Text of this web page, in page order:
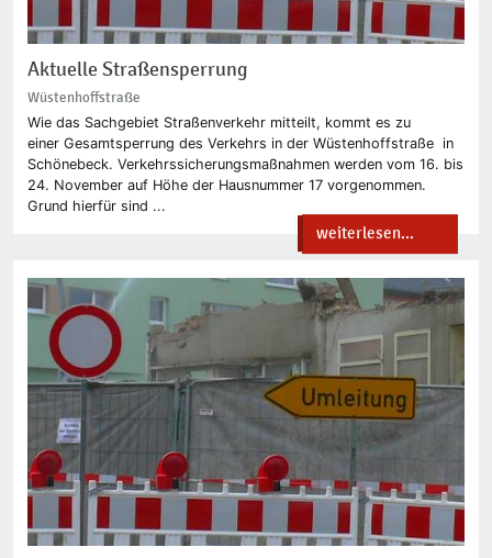
Aktuelle Straßensperrung
Wüstenhoffstraße
Wie das Sachgebiet Straßenverkehr mitteilt, kommt es zu
einer Gesamtsperrung des Verkehrs in der Wüstenhoffstraße in
Schönebeck. Verkehrssicherungsmaßnahmen werden vom 16. bis
24. November auf Höhe der Hausnummer 17 vorgenommen.
Grund hierfür sind ...
weiterlesen...